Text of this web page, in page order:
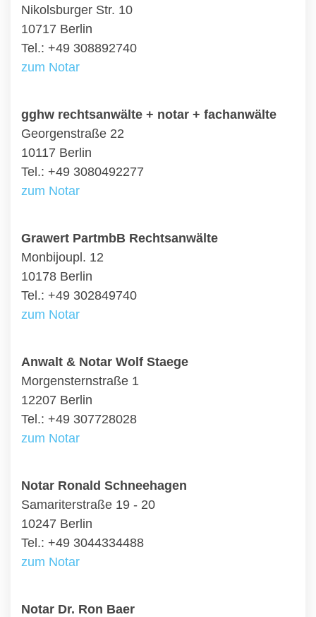
Nikolsburger Str. 10
10717 Berlin
Tel.: +49 308892740
zum Notar
gghw rechtsanwälte + notar + fachanwälte
Georgenstraße 22
10117 Berlin
Tel.: +49 3080492277
zum Notar
Grawert PartmbB Rechtsanwälte
Monbijoupl. 12
10178 Berlin
Tel.: +49 302849740
zum Notar
Anwalt & Notar Wolf Staege
Morgensternstraße 1
12207 Berlin
Tel.: +49 307728028
zum Notar
Notar Ronald Schneehagen
Samariterstraße 19 - 20
10247 Berlin
Tel.: +49 3044334488
zum Notar
Notar Dr. Ron Baer